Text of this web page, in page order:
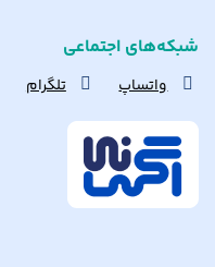
شبکه‌های اجتماعی
واتساپ تلگرام